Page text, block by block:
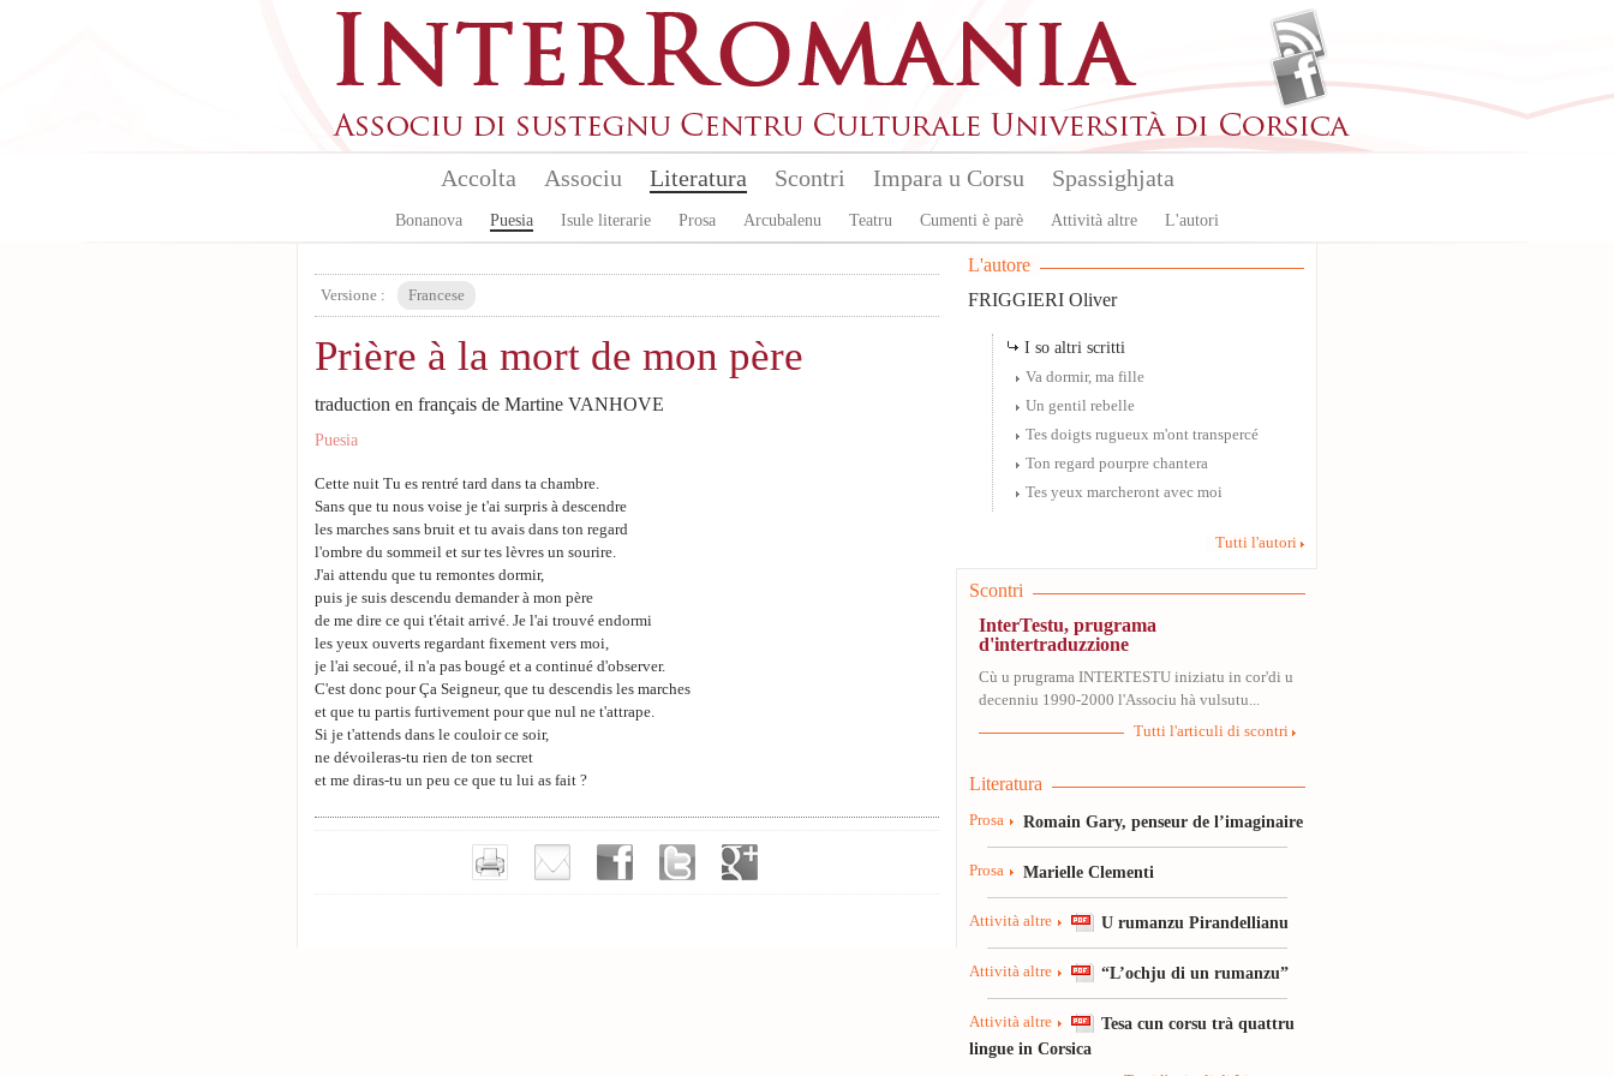
Accolta Associu Literatura
Bonanova Puesia Isule literarie Prosa Arcubalenu Teatru Cumenti è parè Attività altre L'autori
Scontri Impara u Corsu Spassighjata
Versione : Francese
Prière à la mort de mon père
traduction en français de Martine VANHOVE
Puesia
Cette nuit Tu es rentré tard dans ta chambre.
Sans que tu nous voise je t'ai surpris à descendre
les marches sans bruit et tu avais dans ton regard
l'ombre du sommeil et sur tes lèvres un sourire.
J'ai attendu que tu remontes dormir,
puis je suis descendu demander à mon père
de me dire ce qui t'était arrivé. Je l'ai trouvé endormi
les yeux ouverts regardant fixement vers moi,
je l'ai secoué, il n'a pas bougé et a continué d'observer.
C'est donc pour Ça Seigneur, que tu descendis les marches
et que tu partis furtivement pour que nul ne t'attrape.
Si je t'attends dans le couloir ce soir,
ne dévoileras-tu rien de ton secret
et me diras-tu un peu ce que tu lui as fait ?
L'autore
FRIGGIERI Oliver
I so altri scritti
Va dormir, ma fille
Un gentil rebelle
Tes doigts rugueux m'ont transpercé
Ton regard pourpre chantera
Tes yeux marcheront avec moi
Tutti l'autori
Scontri
InterTestu, prugrama
d'intertraduzzione
Cù u prugrama INTERTESTU iniziatu in cor'di u
decenniu 1990-2000 l'Associu hà vulsutu...
Tutti l'articuli di scontri
Literatura
Prosa Romain Gary, penseur de l’imaginaire
Prosa Marielle Clementi
Attività altre U rumanzu Pirandellianu
Attività altre “L’ochju di un rumanzu”
Attività altre
Tesa cun corsu trà quattru
lingue in Corsica